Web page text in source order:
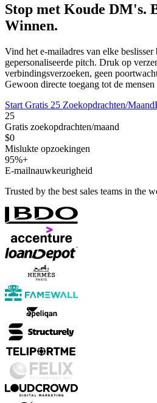
Stop met Koude DM's.
Winnen.
Vind het e-mailadres van elke
gepersonaliseerde pitch. Druk op
verbindingsverzoeken, geen
Gewoon directe toegang tot de
Start Gratis 25 Zoekopdrachten/Maand
25
Gratis zoekopdrachten/maand
$0
Mislukte opzoekingen
95%+
E-mailnauwkeurigheid
Trusted by the best sales teams in the